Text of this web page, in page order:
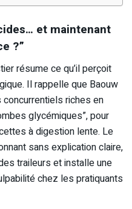
et maintenant
?”
résume ce qu’il perçoit
Il rappelle que Baouw
riches en
glycémiques”, pour
à digestion lente. Le
sans explication claire,
traileurs et installe une
chez les pratiquants